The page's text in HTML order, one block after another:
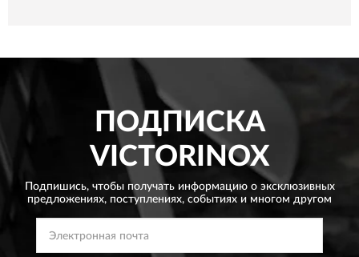
ПОДПИСКА
VICTORINOX
Подпишись, чтобы получать информацию о эксклюзивных
предложениях, поступлениях, событиях и многом другом